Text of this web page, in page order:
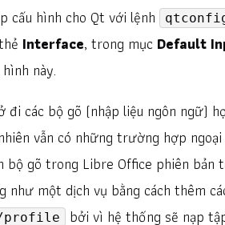
cấu hình cho Qt với lệnh
Interface, trong mục Default
này.
các bộ gõ (nhập liệu ngôn ngữ)
vẫn có những trường hợp
bộ gõ trong Libre Office phiên
như một dịch vụ bằng cách thêm
profile bởi vì hệ thống sẽ nạp